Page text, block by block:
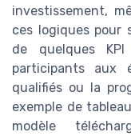
investissement,
ces logiques
de quelques
participants aux
qualifiés ou la
exemple de
modèle